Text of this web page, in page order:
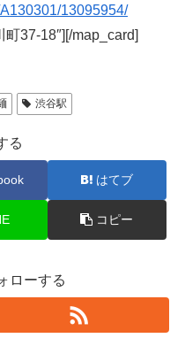
13095954/
37-18″][/map_card]
渋谷駅
る
はてブ
コピー
ローする